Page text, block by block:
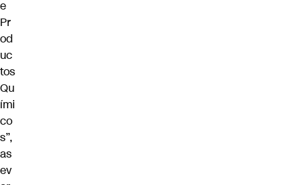
e
Pr
od
uc
tos
Qu
ími
co
s”,
as
ev